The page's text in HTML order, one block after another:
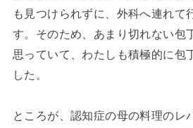
も見つけられずに、外科へ連れて
す。そのため、あまり切れない包
思っていて、わたしも積極的に包
した。
ところが、認知症の母の料理のレ